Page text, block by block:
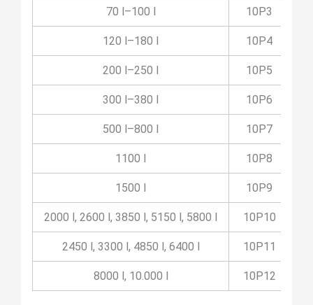
70 l–100 l 10P3
120 l–180 l 10P4
200 l–250 l 10P5
300 l–380 l 10P6
500 l–800 l 10P7
1100 l 10P8
1500 l 10P9
2000 l, 2600 l, 3850 l, 5150 l, 5800 l 10P10
2450 l, 3300 l, 4850 l, 6400 l 10P11
8000 l, 10.000 l 10P12